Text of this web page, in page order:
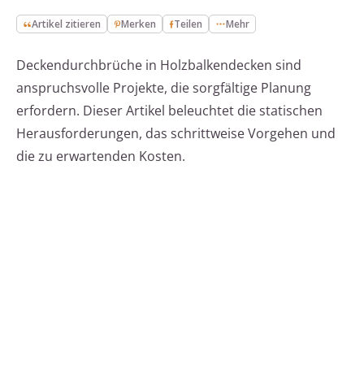
Artikel zitieren Merken Teilen Mehr
Deckendurchbrüche in Holzbalkendecken sind
anspruchsvolle Projekte, die sorgfältige Planung
erfordern. Dieser Artikel beleuchtet die statischen
Herausforderungen, das schrittweise Vorgehen und
die zu erwartenden Kosten.